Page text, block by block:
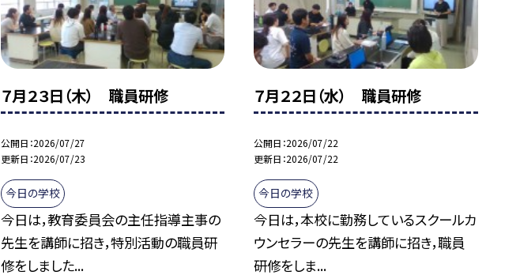
７月２３日（木） 職員研修
公開日 2026/07/27
更新日 2026/07/23
今日の学校
今日は，教育委員会の主任指導主事の
先生を講師に招き，特別活動の職員研
修をしました...
７月２２日（水） 職員研修
公開日 2026/07/22
更新日 2026/07/22
今日の学校
今日は，本校に勤務しているスクールカ
ウンセラーの先生を講師に招き，職員
研修をしま...